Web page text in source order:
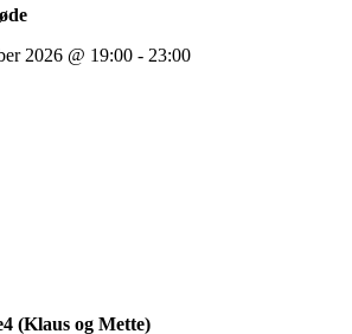
2026 @ 19:00 - 23:00
(Klaus og Mette)